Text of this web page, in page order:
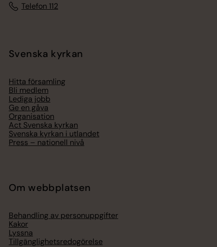
Telefon 112
Svenska kyrkan
Hitta församling
Bli medlem
Lediga jobb
Ge en gåva
Organisation
Act Svenska kyrkan
Svenska kyrkan i utlandet
Press – nationell nivå
Om webbplatsen
Behandling av personuppgifter
Kakor
Lyssna
Tillgänglighetsredogörelse